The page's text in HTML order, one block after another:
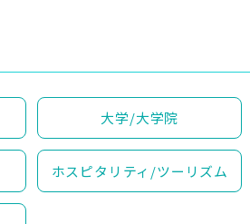
大学/大学院
ホスピタリティ/ツーリズム